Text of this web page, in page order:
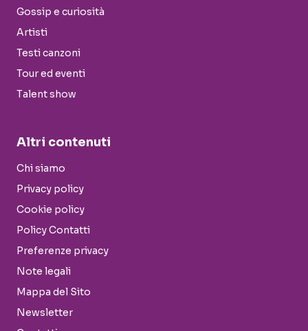
Gossip e curiosità
Artisti
Testi canzoni
Tour ed eventi
Talent show
Altri contenuti
Chi siamo
Privacy policy
Cookie policy
Policy Contatti
Preferenze privacy
Note legali
Mappa del Sito
Newsletter